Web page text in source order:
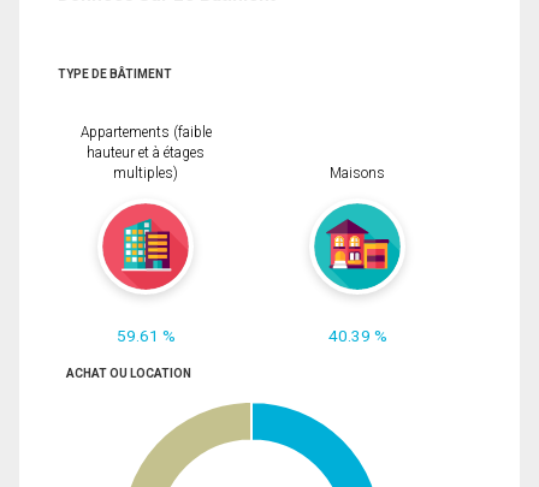
TYPE DE BÂTIMENT
Appartements (faible
hauteur et à étages
multiples)
59.61 %
Maisons
40.39 %
ACHAT OU LOCATION